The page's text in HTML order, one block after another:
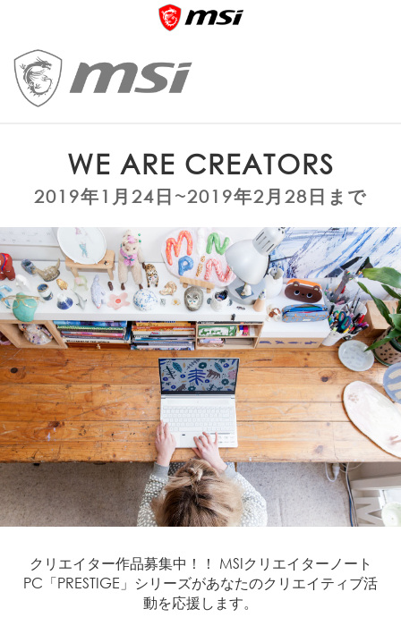
WE ARE CREATORS
2019年1月24日~2019年2月28日まで
クリエイター作品募集中！！ MSIクリエイターノート
PC「PRESTIGE」シリーズがあなたのクリエイティブ活
動を応援します。